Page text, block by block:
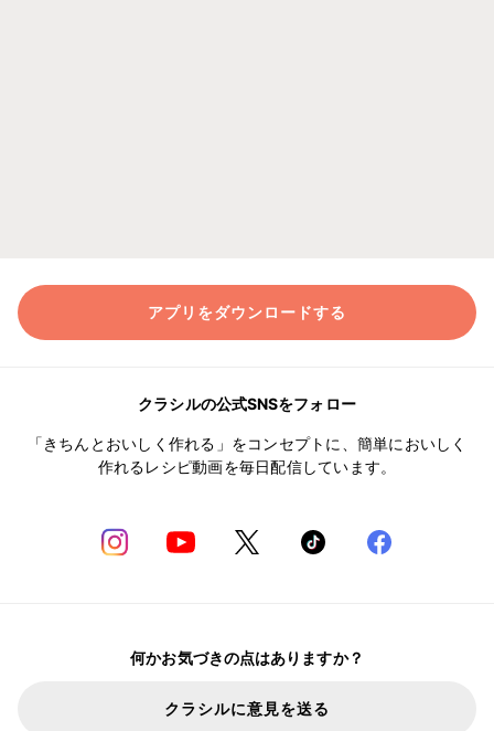
アプリをダウンロードする
クラシルの公式SNSをフォロー
「きちんとおいしく作れる」をコンセプトに、簡単においしく
作れるレシピ動画を毎日配信しています。
何かお気づきの点はありますか？
クラシルに意見を送る